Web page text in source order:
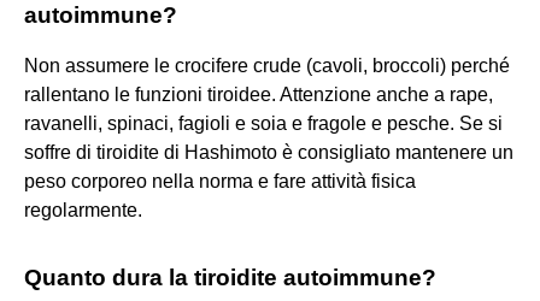
autoimmune?
Non assumere le crocifere crude (cavoli, broccoli) perché
rallentano le funzioni tiroidee. Attenzione anche a rape,
ravanelli, spinaci, fagioli e soia e fragole e pesche. Se si
soffre di tiroidite di Hashimoto è consigliato mantenere un
peso corporeo nella norma e fare attività fisica
regolarmente.
Quanto dura la tiroidite autoimmune?